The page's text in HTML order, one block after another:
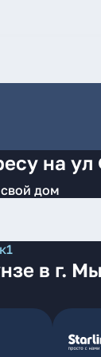
на
дом
в г.